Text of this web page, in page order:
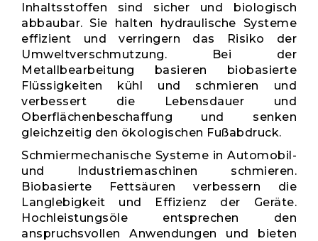
Inhaltsstoffen sind sicher und biologisch
abbaubar. Sie halten hydraulische Systeme
effizient und verringern das Risiko der
Umweltverschmutzung. Bei der
Metallbearbeitung basieren biobasierte
Flüssigkeiten kühl und schmieren und
verbessert die Lebensdauer und
Oberflächenbeschaffung und senken
gleichzeitig den ökologischen Fußabdruck.
Schmiermechanische Systeme in Automobil-
und Industriemaschinen schmieren.
Biobasierte Fettsäuren verbessern die
Langlebigkeit und Effizienz der Geräte.
Hochleistungsöle entsprechen den
anspruchsvollen Anwendungen und bieten